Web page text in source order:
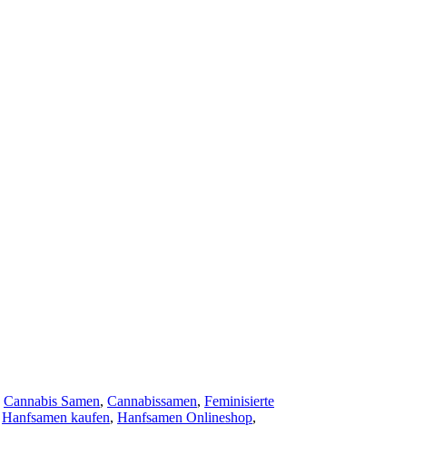
Cannabis Samen, Cannabissamen, Feminisierte
Hanfsamen kaufen, Hanfsamen Onlineshop,